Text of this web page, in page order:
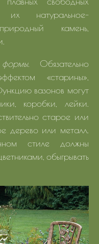
их натуральное-
камень,
. Обязательно
«старины»,
вазонов могут
коробки, лейки.
старое или
дерево или металл.
стиле должны
обыгрывать